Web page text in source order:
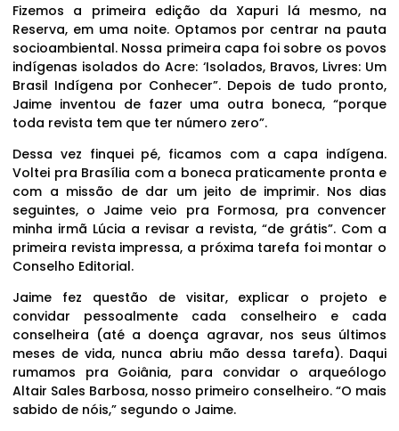
Fizemos a primeira edição da Xapuri lá mesmo, na
Reserva, em uma noite. Optamos por centrar na pauta
socioambiental. Nossa primeira capa foi sobre os povos
indígenas isolados do Acre: ‘Isolados, Bravos, Livres: Um
Brasil Indígena por Conhecer”. Depois de tudo pronto,
Jaime inventou de fazer uma outra boneca, “porque
toda revista tem que ter número zero”.
Dessa vez finquei pé, ficamos com a capa indígena.
Voltei pra Brasília com a boneca praticamente pronta e
com a missão de dar um jeito de imprimir. Nos dias
seguintes, o Jaime veio pra Formosa, pra convencer
minha irmã Lúcia a revisar a revista, “de grátis”. Com a
primeira revista impressa, a próxima tarefa foi montar o
Conselho Editorial.
Jaime fez questão de visitar, explicar o projeto e
convidar pessoalmente cada conselheiro e cada
conselheira (até a doença agravar, nos seus últimos
meses de vida, nunca abriu mão dessa tarefa). Daqui
rumamos pra Goiânia, para convidar o arqueólogo
Altair Sales Barbosa, nosso primeiro conselheiro. “O mais
sabido de nóis,” segundo o Jaime.